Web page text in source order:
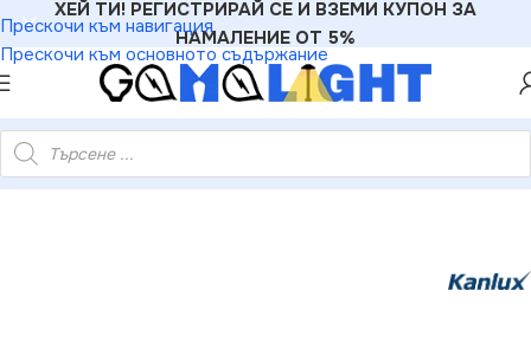
Прескочи към навигация
Прескочи към основното съдържание
ХЕЙ ТИ! РЕГИСТРИРАЙ СЕ И ВЗЕМИ КУПОН ЗА
НАМАЛЕНИЕ ОТ 5%
»Ключове»Kanlux 24778 Двоен стълбищен ключ DOMO